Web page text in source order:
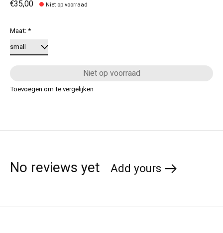
€35,00 Niet op voorraad
Maat:*
Niet op voorraad
Toevoegen om te vergelijken
No reviews yet Add yours